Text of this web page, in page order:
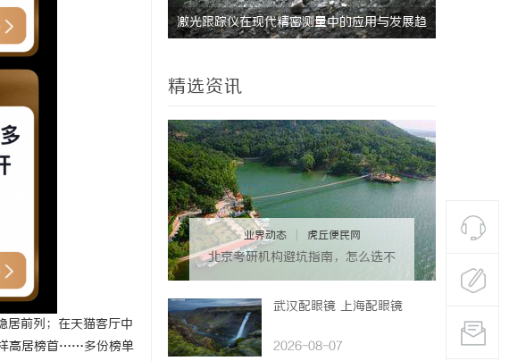
前列；在天猫客厅中
样高居榜首……多份榜单
精密测量中的应用与发展趋 防坠落水平生命线在高空作业安全中的关键作
精选资讯
业界动态 虎丘便民网
北京考研机构避坑指南，怎么选不
武汉配眼镜 上海配眼镜
2026-08-07